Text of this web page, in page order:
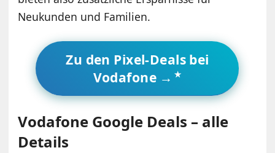
Neukunden und Familien.
Zu den Pixel-Deals bei
Vodafone →
Vodafone Google Deals – alle
Details